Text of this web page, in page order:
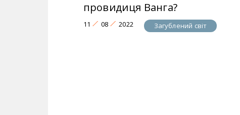
провидиця Ванга?
11 08 2022 Загублений світ